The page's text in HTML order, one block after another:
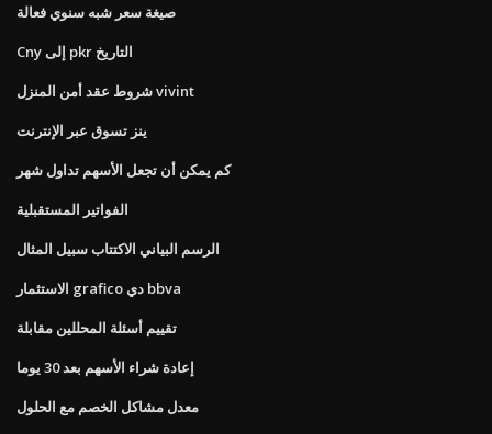
صيغة سعر شبه سنوي فعالة
Cny إلى pkr التاريخ
شروط عقد أمن المنزل vivint
ينز تسوق عبر الإنترنت
كم يمكن أن تجعل الأسهم تداول شهر
الفواتير المستقبلية
الرسم البياني الاكتتاب سبيل المثال
الاستثمار grafico دي bbva
تقييم أسئلة المحللين مقابلة
إعادة شراء الأسهم بعد 30 يوما
معدل مشاكل الخصم مع الحلول